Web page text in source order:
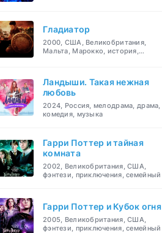
Гладиатор
2000, США, Великобритания,
Мальта, Марокко, история,
Ландыши. Такая нежная
любовь
2024, Россия, мелодрама, драма,
комедия, музыка
Гарри Поттер и тайная
комната
2002, Великобритания, США,
фэнтези, приключения, семейный
Гарри Поттер и Кубок огня
2005, Великобритания, США,
фэнтези, приключения, семейный